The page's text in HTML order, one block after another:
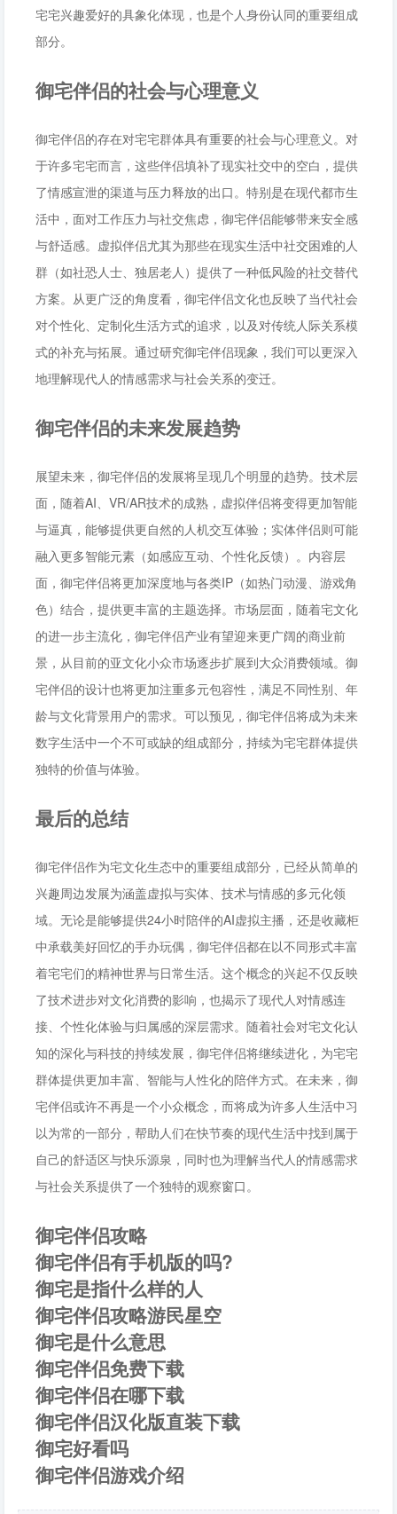
宅宅兴趣爱好的具象化体现，也是个人身份认同的重要组成
部分。
御宅伴侣的社会与心理意义
御宅伴侣的存在对宅宅群体具有重要的社会与心理意义。对
于许多宅宅而言，这些伴侣填补了现实社交中的空白，提供
了情感宣泄的渠道与压力释放的出口。特别是在现代都市生
活中，面对工作压力与社交焦虑，御宅伴侣能够带来安全感
与舒适感。虚拟伴侣尤其为那些在现实生活中社交困难的人
群（如社恐人士、独居老人）提供了一种低风险的社交替代
方案。从更广泛的角度看，御宅伴侣文化也反映了当代社会
对个性化、定制化生活方式的追求，以及对传统人际关系模
式的补充与拓展。通过研究御宅伴侣现象，我们可以更深入
地理解现代人的情感需求与社会关系的变迁。
御宅伴侣的未来发展趋势
展望未来，御宅伴侣的发展将呈现几个明显的趋势。技术层
面，随着AI、VR/AR技术的成熟，虚拟伴侣将变得更加智能
与逼真，能够提供更自然的人机交互体验；实体伴侣则可能
融入更多智能元素（如感应互动、个性化反馈）。内容层
面，御宅伴侣将更加深度地与各类IP（如热门动漫、游戏角
色）结合，提供更丰富的主题选择。市场层面，随着宅文化
的进一步主流化，御宅伴侣产业有望迎来更广阔的商业前
景，从目前的亚文化小众市场逐步扩展到大众消费领域。御
宅伴侣的设计也将更加注重多元包容性，满足不同性别、年
龄与文化背景用户的需求。可以预见，御宅伴侣将成为未来
数字生活中一个不可或缺的组成部分，持续为宅宅群体提供
独特的价值与体验。
最后的总结
御宅伴侣作为宅文化生态中的重要组成部分，已经从简单的
兴趣周边发展为涵盖虚拟与实体、技术与情感的多元化领
域。无论是能够提供24小时陪伴的AI虚拟主播，还是收藏柜
中承载美好回忆的手办玩偶，御宅伴侣都在以不同形式丰富
着宅宅们的精神世界与日常生活。这个概念的兴起不仅反映
了技术进步对文化消费的影响，也揭示了现代人对情感连
接、个性化体验与归属感的深层需求。随着社会对宅文化认
知的深化与科技的持续发展，御宅伴侣将继续进化，为宅宅
群体提供更加丰富、智能与人性化的陪伴方式。在未来，御
宅伴侣或许不再是一个小众概念，而将成为许多人生活中习
以为常的一部分，帮助人们在快节奏的现代生活中找到属于
自己的舒适区与快乐源泉，同时也为理解当代人的情感需求
与社会关系提供了一个独特的观察窗口。
御宅伴侣攻略
御宅伴侣有手机版的吗?
御宅是指什么样的人
御宅伴侣攻略游民星空
御宅是什么意思
御宅伴侣免费下载
御宅伴侣在哪下载
御宅伴侣汉化版直装下载
御宅好看吗
御宅伴侣游戏介绍